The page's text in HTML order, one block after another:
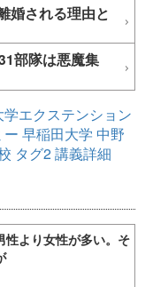
婚される理由と
部隊は悪魔集
エクステンション
ー 早稲田大学 中野
タグ2講義詳細
性より女性が多い。そ